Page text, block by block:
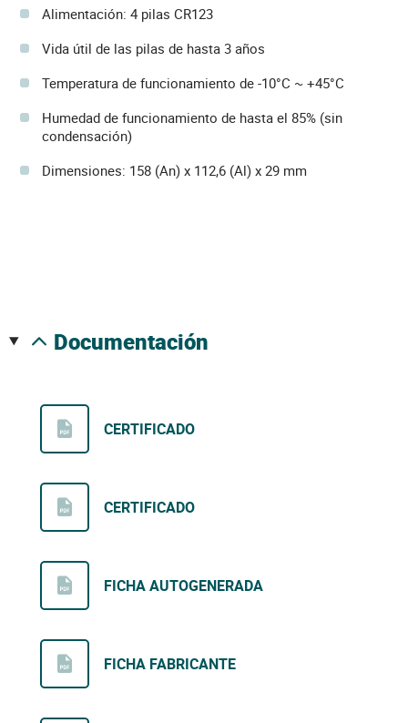
Alimentación: 4 pilas CR123
Vida útil de las pilas de hasta 3 años
Temperatura de funcionamiento de -10°C ~ +45°C
Humedad de funcionamiento de hasta el 85% (sin
condensación)
Dimensiones: 158 (An) x 112,6 (Al) x 29 mm
documentación
CERTIFICADO
CERTIFICADO
FICHA AUTOGENERADA
FICHA FABRICANTE